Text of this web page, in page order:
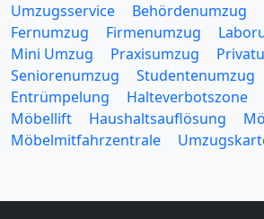
Umzugsservice Behördenumzug
Fernumzug
Firmenumzug
Mini Umzug
Praxisumzug
Seniorenumzug
Studentenumzug
Entrümpelung
Halteverbotszone
Möbellift
Haushaltsauflösung
Möbelmitfahrzentrale